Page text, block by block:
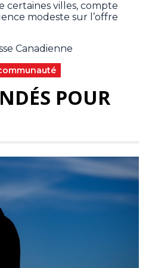
certaines villes, compte
modeste sur l’offre
Canadienne
POUR